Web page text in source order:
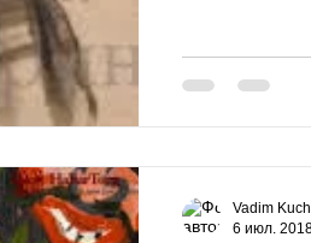
Vadim
6 июл. 2018